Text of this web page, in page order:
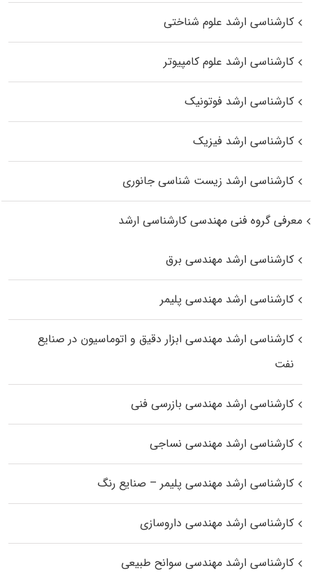
کارشناسی ارشد علوم شناختی
کارشناسی ارشد علوم کامپیوتر
کارشناسی ارشد فوتونیک
کارشناسی ارشد فیزیک
کارشناسی ارشد زیست‌ شناسی جانوری
معرفی گروه فنی مهندسی کارشناسی ارشد
کارشناسی ارشد مهندسی برق
کارشناسی ارشد مهندسی پلیمر
کارشناسی ارشد مهندسی ابزار دقیق و اتوماسیون در صنایع
نفت
کارشناسی ارشد مهندسی بازرسی فنی
کارشناسی ارشد مهندسی نساجی
کارشناسی ارشد مهندسی پلیمر – صنایع رنگ
کارشناسی ارشد مهندسی داروسازی
کارشناسی ارشد مهندسی سوانح طبیعی